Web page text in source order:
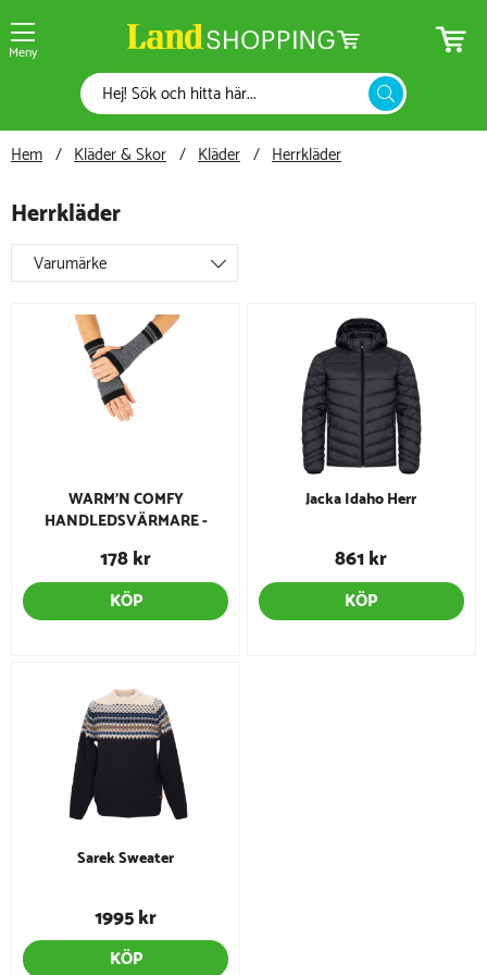
Meny
Hem Kläder & Skor Kläder Herrkläder
Herrkläder
Varumärke
WARM'N COMFY
HANDLEDSVÄRMARE -
178 kr
KÖP
Jacka Idaho Herr
861 kr
KÖP
Sarek Sweater
1995 kr
KÖP